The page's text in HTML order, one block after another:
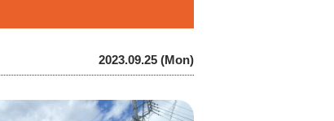
2023.09.25 (Mon)